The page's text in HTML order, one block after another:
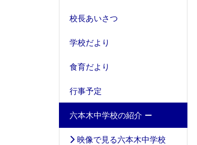
校長あいさつ
学校だより
食育だより
行事予定
六本木中学校の紹介
映像で見る六本木中学校